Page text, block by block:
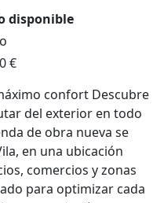
disponible
€
confort Descubre
del exterior en todo
de obra nueva se
en una ubicación
comercios y zonas
para optimizar cada